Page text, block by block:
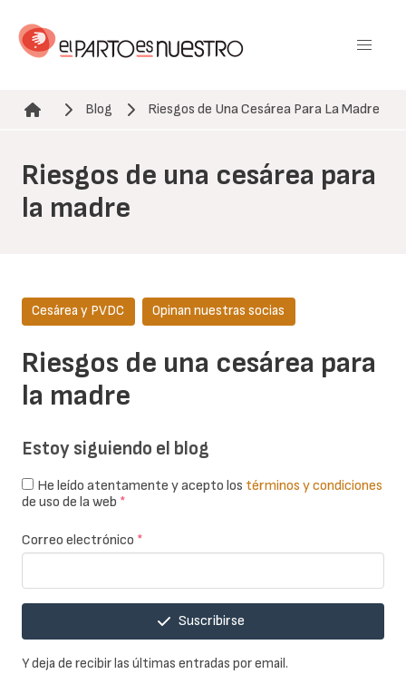
contenido
Ruta de navegación
Blog Riesgos de Una Cesárea Para La Madre
Riesgos de una cesárea para
la madre
Riesgos de una cesárea para
la madre
Cesárea y PVDC Opinan nuestras socias
Estoy siguiendo el blog
He leído atentamente y acepto los términos y condiciones
de uso de la web *
Correo electrónico *
Suscribirse
Y deja de recibir las últimas entradas por email.